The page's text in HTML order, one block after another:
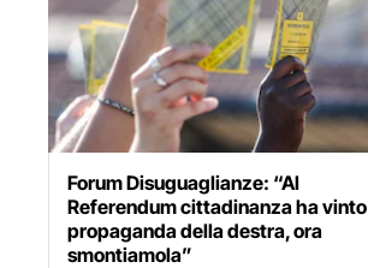
Forum Disuguaglianze: “Al
Referendum cittadinanza ha
propaganda della destra, ora
smontiamola”